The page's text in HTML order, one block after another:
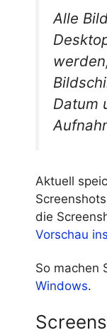
Alle
Datum
Aktuell
die
Vorschau
So machen
Windows.